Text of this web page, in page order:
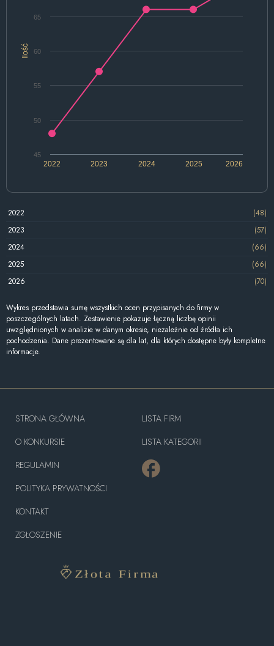
Ilość
2022 2024 2026
2023 2025
45
50
55
60
65
2022
(48)
2023
(57)
2024
(66)
2025
(66)
2026
(70)
Wykres przedstawia sumę wszystkich ocen przypisanych do firmy w
poszczególnych latach. Zestawienie pokazuje łączną liczbę opinii
uwzględnionych w analizie w danym okresie, niezależnie od źródła ich
pochodzenia. Dane prezentowane są dla lat, dla których dostępne były kompletne
informacje.
STRONA GŁÓWNA
O KONKURSIE
REGULAMIN
POLITYKA PRYWATNOŚCI
KONTAKT
ZGŁOSZENIE
LISTA FIRM
LISTA KATEGORII